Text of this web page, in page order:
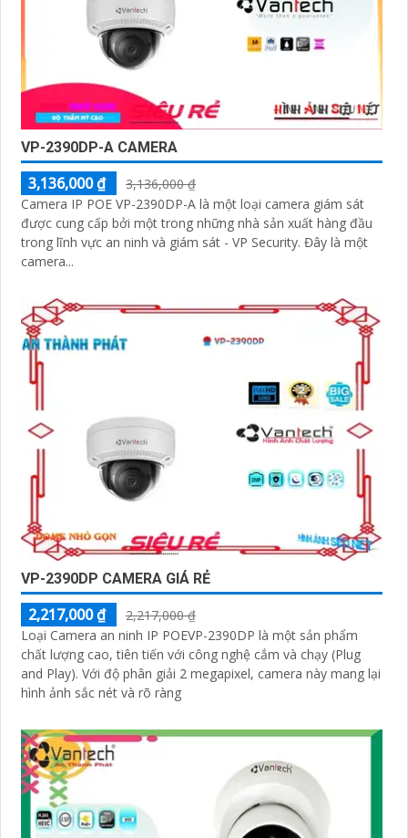
VP-2390DP-A CAMERA
3,136,000 ₫
3,136,000 ₫
Camera IP POE VP-2390DP-A là một loại camera giám sát
được cung cấp bởi một trong những nhà sản xuất hàng đầu
trong lĩnh vực an ninh và giám sát - VP Security. Đây là một
camera...
VP-2390DP CAMERA GIÁ RẺ
2,217,000 ₫
2,217,000 ₫
Loại Camera an ninh IP POEVP-2390DP là một sản phẩm
chất lượng cao, tiên tiến với công nghệ cắm và chạy (Plug
and Play). Với độ phân giải 2 megapixel, camera này mang lại
hình ảnh sắc nét và rõ ràng